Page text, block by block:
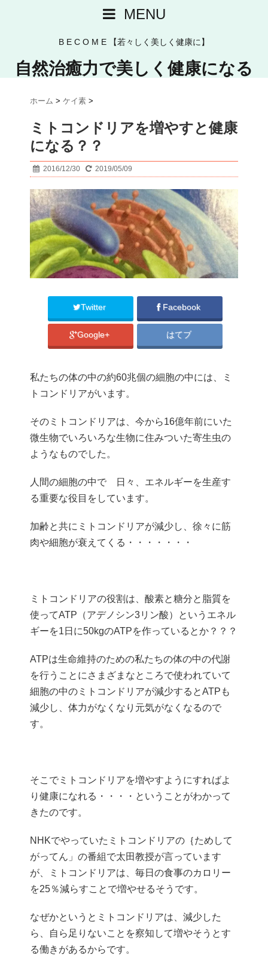
MENU
B E C O M E 【若々しく美しく健康に】
自然治癒力で美しく健康になる
ホーム > ケイ素 >
ミトコンドリアを増やすと健康
になる？？
2016/12/30 2019/05/09
Twitter Facebook
Google+ はてブ
私たちの体の中の約60兆個の細胞の中には、ミ
トコンドリアがいます。
そのミトコンドリアは、今から16億年前にいた
微生物でいろいろな生物に住みついた寄生虫の
ようなものでした。
人間の細胞の中で 日々、エネルギーを生産す
る重要な役目をしています。
加齢と共にミトコンドリアが減少し、徐々に筋
肉や細胞が衰えてくる・・・・・・・
ミトコンドリアの役割は、酸素と糖分と脂質を
使ってATP（アデノシン3リン酸）というエネル
ギーを1日に50kgのATPを作っているとか？？？
ATPは生命維持のための私たちの体の中の代謝
を行うことにさまざまなところで使われていて
細胞の中のミトコンドリアが減少するとATPも
減少し、体力がなくなり元気がなくなるので
す。
そこでミトコンドリアを増やすようにすればよ
り健康になれる・・・・ということがわかって
きたのです。
NHKでやっていたミトコンドリアの｛ためして
がってん」の番組で太田教授が言っています
が、ミトコンドリアは、毎日の食事のカロリー
を25％減らすことで増やせるそうです。
なぜかというとミトコンドリアは、減少した
ら、自ら足りないことを察知して増やそうとす
る働きがあるからです。